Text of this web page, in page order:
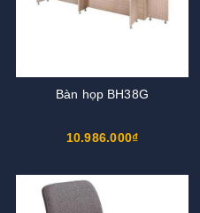
Bàn họp BH38G
10.986.000₫